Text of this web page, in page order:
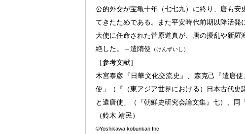
公的外交が宝亀十年（七七九）に終り、唐も
てきたためである。また平安時代前期以降活
大使に任命された菅原道真が、唐の擾乱や新
絶した。→遣隋使 （けんずいし）
［参考文献］
木宮泰彦『日華文化交流史』、森克己『遣唐
使」（『（東アジア世界における）日本古代
と遣唐使」（『朝鮮史研究会論文集』七）、同
（鈴木 靖民）
©Yoshikawa kobunkan Inc.